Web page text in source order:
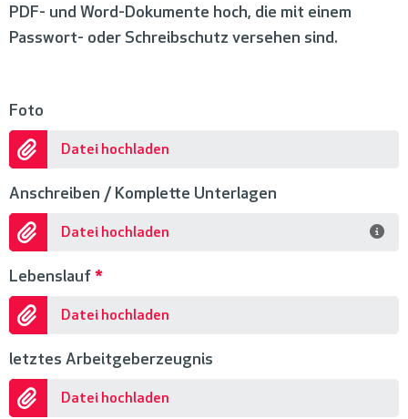
PDF- und Word-Dokumente hoch, die mit einem
Passwort- oder Schreibschutz versehen sind.
Foto
Datei hochladen
Anschreiben / Komplette Unterlagen
Datei hochladen
Lebenslauf *
Datei hochladen
letztes Arbeitgeberzeugnis
Datei hochladen